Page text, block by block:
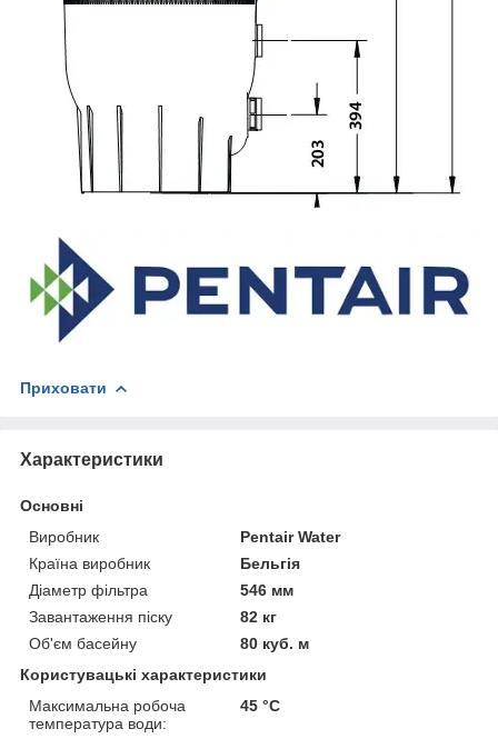
Приховати
Характеристики
Основні
Виробник
Pentair Water
Країна виробник
Бельгія
Діаметр фільтра
546 мм
Завантаження піску
82 кг
Об'єм басейну
80 куб. м
Користувацькі характеристики
Максимальна робоча
температура води:
45 °C